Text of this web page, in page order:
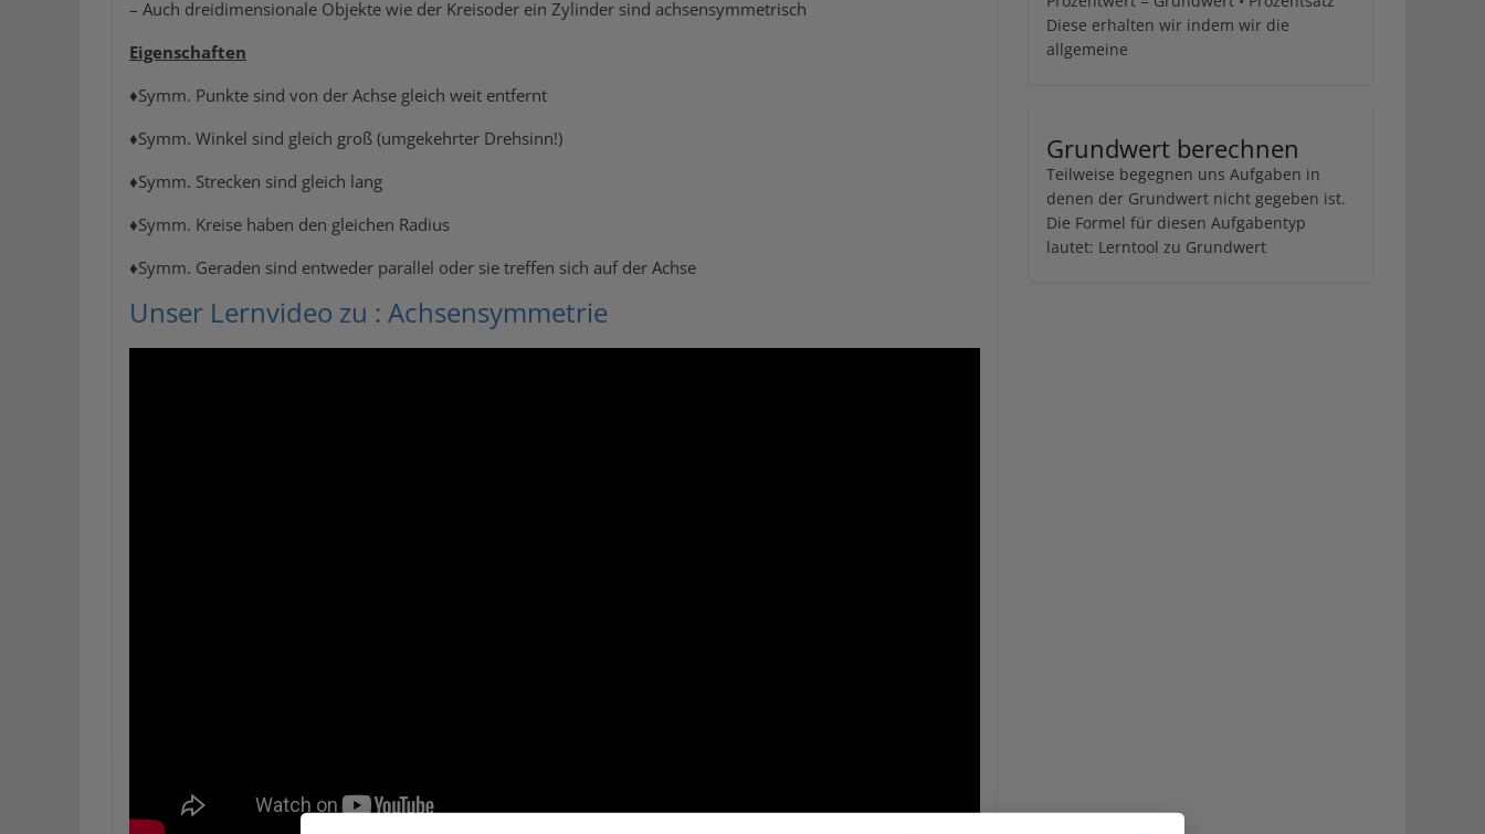
– Auch dreidimensionale Objekte wie der Kreisoder ein Zylinder sind achsensymmetrisch
Eigenschaften
♦Symm. Punkte sind von der Achse gleich weit entfernt
♦Symm. Winkel sind gleich groß (umgekehrter Drehsinn!)
♦Symm. Strecken sind gleich lang
♦Symm. Kreise haben den gleichen Radius
♦Symm. Geraden sind entweder parallel oder sie treffen sich auf der Achse
Unser Lernvideo zu : Achsensymmetrie
Diese erhalten wir indem wir die
allgemeine
Grundwert berechnen
Teilweise begegnen uns Aufgaben in
denen der Grundwert nicht gegeben ist.
Die Formel für diesen Aufgabentyp
lautet: Lerntool zu Grundwert